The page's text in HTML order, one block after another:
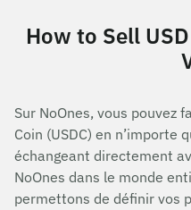
How to Sell
Sur NoOnes, vous pouvez
Coin (USDC) en n’importe
échangeant directement
NoOnes dans le monde
permettons de définir vos